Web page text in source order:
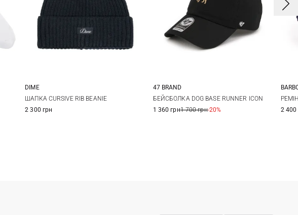
One size
DIME
ШАПКА CURSIVE RIB BEANIE
2 300 грн
One size
47 BRAND
БЕЙСБОЛКА DOG BASE RUNNER ICON
1 360 грн1 700 грн-20%
S
2 400